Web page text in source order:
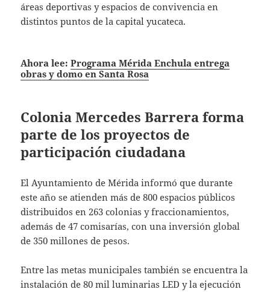
áreas deportivas y espacios de convivencia en
distintos puntos de la capital yucateca.
Ahora lee:Programa Mérida Enchula entrega
obras y domo en Santa Rosa
Colonia Mercedes Barrera forma
parte de los proyectos de
participación ciudadana
El Ayuntamiento de Mérida informó que durante
este año se atienden más de 800 espacios públicos
distribuidos en 263 colonias y fraccionamientos,
además de 47 comisarías, con una inversión global
de 350 millones de pesos.
Entre las metas municipales también se encuentra la
instalación de 80 mil luminarias LED y la ejecución